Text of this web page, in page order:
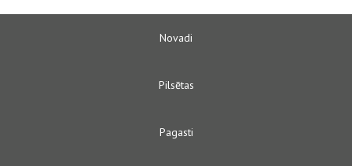
Novadi
Pilsētas
Pagasti